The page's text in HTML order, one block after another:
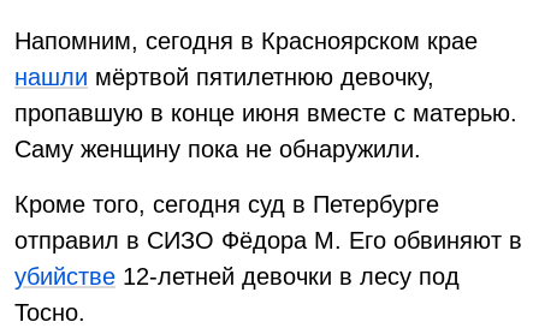
Напомним, сегодня в Красноярском крае
нашли мёртвой пятилетнюю девочку,
пропавшую в конце июня вместе с матерью.
Саму женщину пока не обнаружили.
Кроме того, сегодня суд в Петербурге
отправил в СИЗО Фёдора М. Его обвиняют в
убийстве 12-летней девочки в лесу под
Тосно.